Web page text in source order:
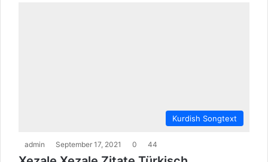
Kurdish Songtext
admin September 17, 2021 0 44